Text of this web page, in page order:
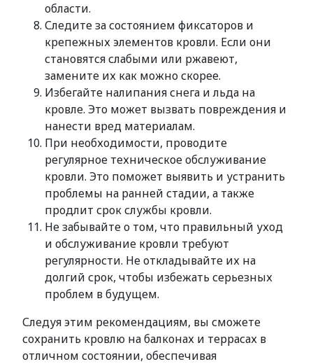
области.
Следите за состоянием фиксаторов и
крепежных элементов кровли. Если они
становятся слабыми или ржавеют,
замените их как можно скорее.
Избегайте налипания снега и льда на
кровле. Это может вызвать повреждения и
нанести вред материалам.
При необходимости, проводите
регулярное техническое обслуживание
кровли. Это поможет выявить и устранить
проблемы на ранней стадии, а также
продлит срок службы кровли.
Не забывайте о том, что правильный уход
и обслуживание кровли требуют
регулярности. Не откладывайте их на
долгий срок, чтобы избежать серьезных
проблем в будущем.
Следуя этим рекомендациям, вы сможете
сохранить кровлю на балконах и террасах в
отличном состоянии, обеспечивая